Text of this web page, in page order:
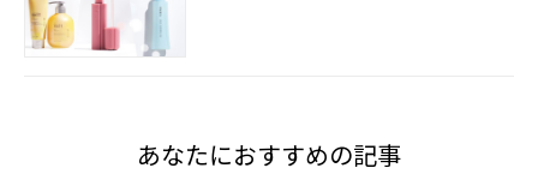
あなたにおすすめの記事